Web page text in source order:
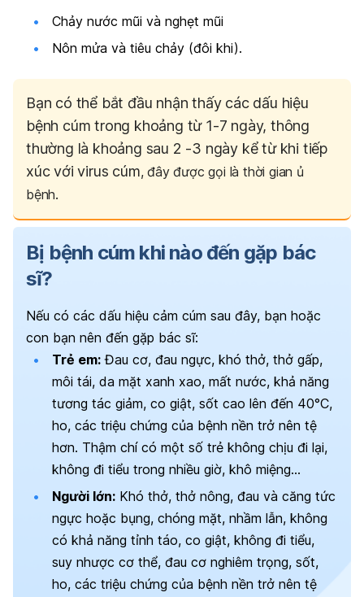
Chảy nước mũi và nghẹt mũi
Nôn mửa và tiêu chảy (đôi khi).
Bạn có thể bắt đầu nhận thấy các dấu hiệu
bệnh cúm trong khoảng từ 1-7 ngày, thông
thường là khoảng sau 2 -3 ngày kể từ khi tiếp
xúc với virus cúm, đây được gọi là thời gian ủ
bệnh.
Bị bệnh cúm khi nào đến gặp bác
sĩ?
Nếu có các dấu hiệu cảm cúm sau đây, bạn hoặc
con bạn nên đến gặp bác sĩ:
Trẻ em: Đau cơ, đau ngực, khó thở, thở gấp,
môi tái, da mặt xanh xao, mất nước, khả năng
tương tác giảm, co giật, sốt cao lên đến 40°C,
ho, các triệu chứng của bệnh nền trở nên tệ
hơn. Thậm chí có một số trẻ không chịu đi lại,
không đi tiểu trong nhiều giờ, khô miệng…
Người lớn: Khó thở, thở nông, đau và căng tức
ngực hoặc bụng, chóng mặt, nhầm lẫn, không
có khả năng tỉnh táo, co giật, không đi tiểu,
suy nhược cơ thể, đau cơ nghiêm trọng, sốt,
ho, các triệu chứng của bệnh nền trở nên tệ